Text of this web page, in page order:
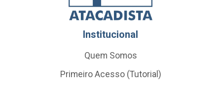
Institucional
Quem Somos
Primeiro Acesso (Tutorial)